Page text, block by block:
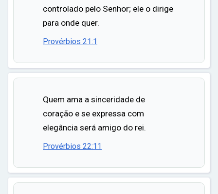
controlado pelo Senhor; ele o dirige
para onde quer.
Provérbios 21:1
Quem ama a sinceridade de
coração e se expressa com
elegância será amigo do rei.
Provérbios 22:11